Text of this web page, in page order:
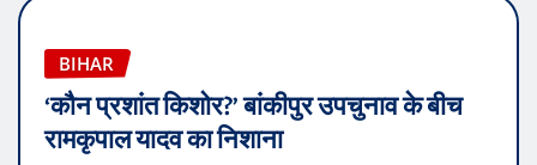
BIHAR
‘कौन प्रशांत किशोर?’ बांकीपुर उपचुनाव के बीच
रामकृपाल यादव का निशाना